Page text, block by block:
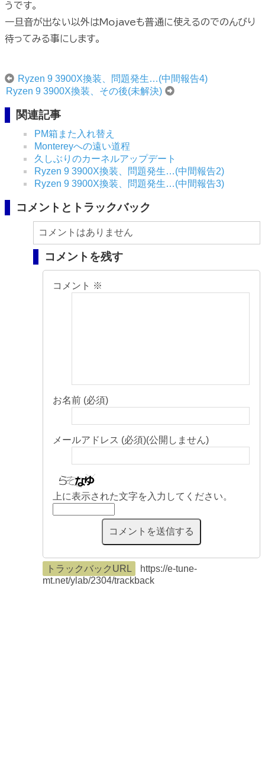
うです。
一旦音が出ない以外はMojaveも普通に使えるのでのんびり
待ってみる事にします。
Ryzen 9 3900X換装、問題発生…(中間報告4)
Ryzen 9 3900X換装、その後(未解決)
関連記事
PM箱また入れ替え
Montereyへの遠い道程
久しぶりのカーネルアップデート
Ryzen 9 3900X換装、問題発生…(中間報告2)
Ryzen 9 3900X換装、問題発生…(中間報告3)
コメントとトラックバック
コメントはありません
コメントを残す
コメント ※
お名前 (必須)
メールアドレス (必須)(公開しません)
上に表示された文字を入力してください。
トラックバックURL
https://e-tune-
mt.net/ylab/2304/trackback